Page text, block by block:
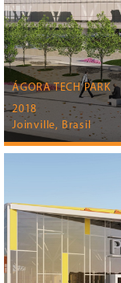
ÁGORA TECH PARK
2018
Joinville, Brasil